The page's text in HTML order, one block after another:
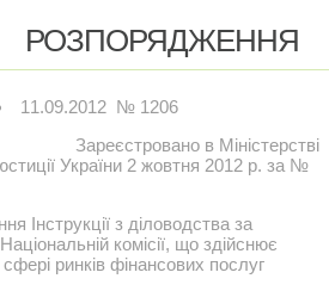
РОЗПОРЯДЖЕННЯ
11.09.2012 № 1206
Зареєстровано в Міністерстві
України 2 жовтня 2012 р. за №
Інструкції з діловодства за
комісії, що здійснює
ринків фінансових послуг